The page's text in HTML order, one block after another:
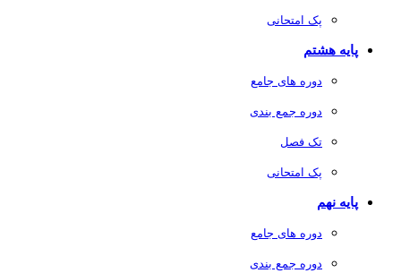
پک امتحانی
پایه هشتم
دوره های جامع
دوره جمع بندی
تک فصل
پک امتحانی
پایه نهم
دوره های جامع
دوره جمع بندی